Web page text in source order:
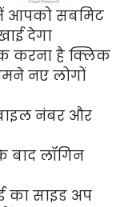
आपको सबमिट
देगा
करना है क्लिक
नए लोगों
नंबर और
बाद लॉगिन
का साइड अप